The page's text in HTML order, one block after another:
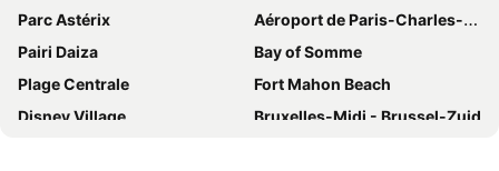
Novotel Lille Centre Grand Place
ibis Lille Centre Grand Palais
B&B HOTEL Lille Tourcoing Centre
Novotel Lille Aéroport
Logis Hôtel - Restaurant des Acacias
Comfort Hotel Lille Lomme
Eklo Hotels Lille
Sure Hotel by Best Western Lille Tourcoing
Parc Astérix
Aéroport de Paris-Charles-de-Gaulle
Pairi Daiza
Bay of Somme
Plage Centrale
Fort Mahon Beach
Disney Village
Bruxelles-Midi - Brussel-Zuid